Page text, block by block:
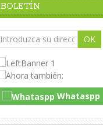
BOLETÍN
OK
Whataspp
Live Chat